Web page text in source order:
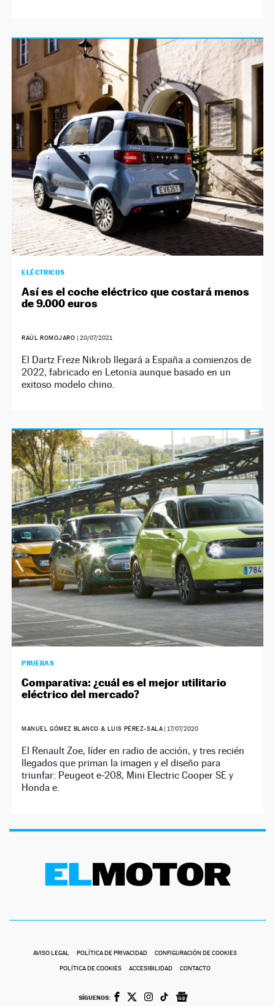
ELÉCTRICOS
Así es el coche eléctrico que costará menos
de 9.000 euros
RAÚL ROMOJARO | 20/07/2021
El Dartz Freze Nikrob llegará a España a comienzos de
2022, fabricado en Letonia aunque basado en un
exitoso modelo chino.
PRUEBAS
Comparativa: ¿cuál es el mejor utilitario
eléctrico del mercado?
MANUEL GÓMEZ BLANCO & LUIS PÉREZ-SALA |17/07/2020
El Renault Zoe, líder en radio de acción, y tres recién
llegados que priman la imagen y el diseño para
triunfar: Peugeot e-208, Mini Electric Cooper SE y
Honda e.
AVISO LEGAL POLÍTICA DE PRIVACIDAD CONFIGURACIÓN DE COOKIES
POLÍTICA DE COOKIES ACCESIBILIDAD CONTACTO
SÍGUENOS: